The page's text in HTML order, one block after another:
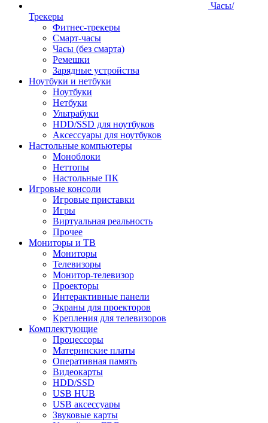
Часы/
Трекеры
Фитнес-трекеры
Смарт-часы
Часы (без смарта)
Ремешки
Зарядные устройства
Ноутбуки и нетбуки
Ноутбуки
Нетбуки
Ультрабуки
HDD/SSD для ноутбуков
Аксессуары для ноутбуков
Настольные компьютеры
Моноблоки
Неттопы
Настольные ПК
Игровые консоли
Игровые приставки
Игры
Виртуальная реальность
Прочее
Мониторы и ТВ
Мониторы
Телевизоры
Монитор-телевизор
Проекторы
Интерактивные панели
Экраны для проекторов
Крепления для телевизоров
Комплектующие
Процессоры
Материнские платы
Оперативная память
Видеокарты
HDD/SSD
USB HUB
USB аксессуары
Звуковые карты